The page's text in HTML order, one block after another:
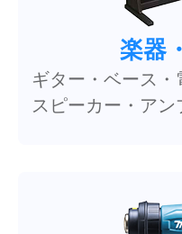
楽器
ギター・ベース・
スピーカー・ア